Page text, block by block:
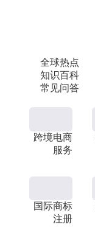
全球热点
知识百科
常见问答
跨境电商
服务
国际商标
注册